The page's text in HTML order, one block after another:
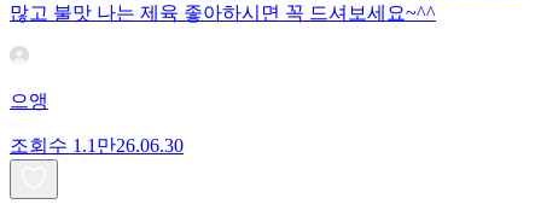
많고 불맛 나는 제육 좋아하시면 꼭 드셔보세요~^^
으앵
조회수 1.1만26.06.30